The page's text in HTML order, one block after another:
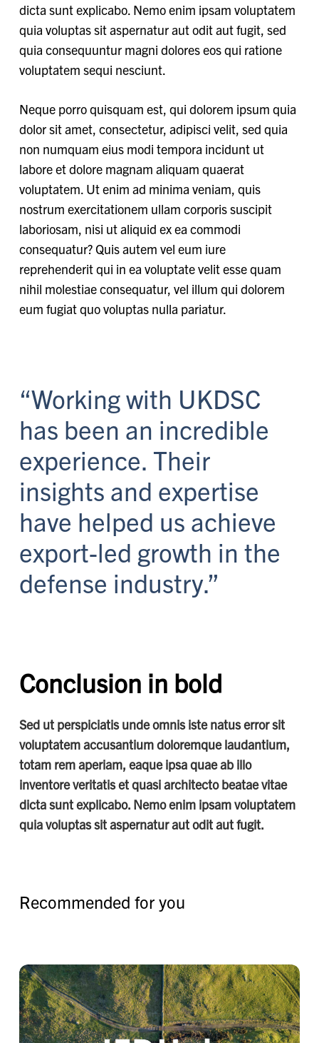
dicta sunt explicabo. Nemo enim ipsam voluptatem
quia voluptas sit aspernatur aut odit aut fugit, sed
quia consequuntur magni dolores eos qui ratione
voluptatem sequi nesciunt.
Neque porro quisquam est, qui dolorem ipsum quia
dolor sit amet, consectetur, adipisci velit, sed quia
non numquam eius modi tempora incidunt ut
labore et dolore magnam aliquam quaerat
voluptatem. Ut enim ad minima veniam, quis
nostrum exercitationem ullam corporis suscipit
laboriosam, nisi ut aliquid ex ea commodi
consequatur? Quis autem vel eum iure
reprehenderit qui in ea voluptate velit esse quam
nihil molestiae consequatur, vel illum qui dolorem
eum fugiat quo voluptas nulla pariatur.
“Working with UKDSC
has been an incredible
experience. Their
insights and expertise
have helped us achieve
export-led growth in the
defense industry.”
Conclusion in bold
Sed ut perspiciatis unde omnis iste natus error sit
voluptatem accusantium doloremque laudantium,
totam rem aperiam, eaque ipsa quae ab illo
inventore veritatis et quasi architecto beatae vitae
dicta sunt explicabo. Nemo enim ipsam voluptatem
quia voluptas sit aspernatur aut odit aut fugit.
Recommended for you